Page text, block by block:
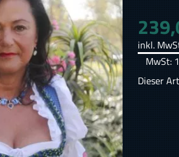
inkl.
MwSt:
Dieser